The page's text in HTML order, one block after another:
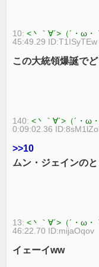
10:<丶｀∀´>（´・ω
45:49.29 ID:T1ISyTEw
この大統領爆誕で
140:<丶｀∀´>（´・ω
0:09:02.36
>>10
ムン・ジェインの
13:<丶｀∀´>（´・ω
46:22.70 ID:mijaOqov
イェーイww